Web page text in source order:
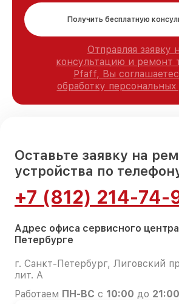
Получить бесплатную
Отправляя заявку
консультацию и ремонт
Pfaff, Вы
обработку
Оставьте заявку на
устройства по
+7 (812) 214-74-
Адрес офиса сервисного
Петербурге
г. Санкт-Петербург, Лиговский
лит. А
Работаем ПН-ВС с 10:00 до 21:00